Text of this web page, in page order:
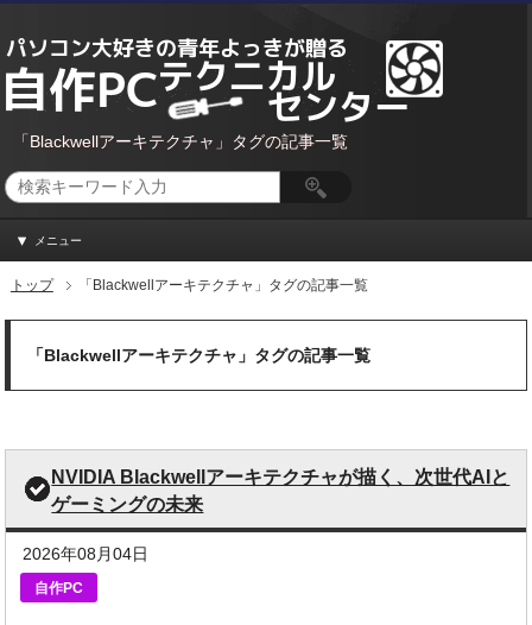
「Blackwellアーキテクチャ」タグの記事一覧
メニュー
トップ 「Blackwellアーキテクチャ」タグの記事一覧
「Blackwellアーキテクチャ」タグの記事一覧
NVIDIA Blackwellアーキテクチャが描く、次世代AIと
ゲーミングの未来
2026年08月04日
自作PC